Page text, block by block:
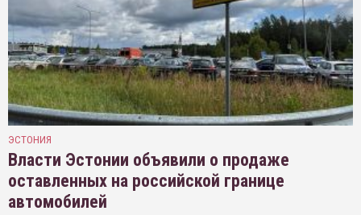
ЭСТОНИЯ
Власти Эстонии объявили о продаже
оставленных на российской границе
автомобилей